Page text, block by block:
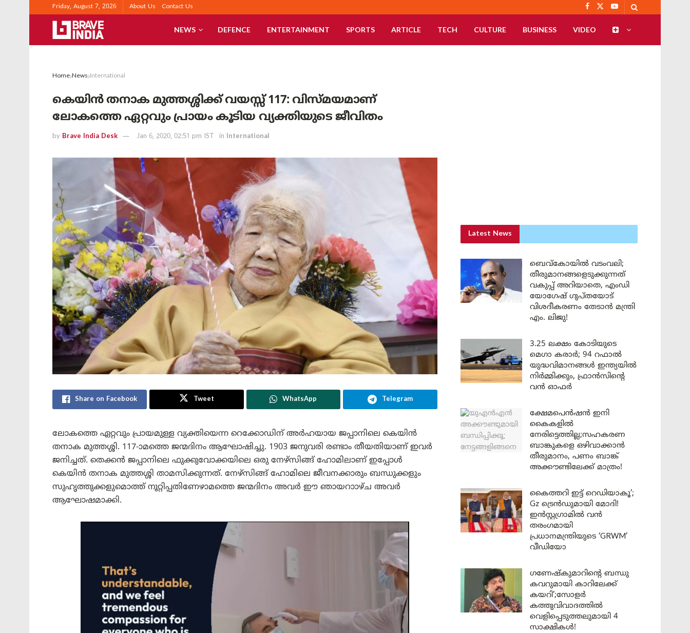
Friday, August 7, 2026 About Us Contact Us
NEWS DEFENCE ENTERTAINMENT SPORTS ARTICLE TECH CULTURE BUSINESS VIDEO
Home News International
കെയിന്‍ തനാക മുത്തശ്ശിക്ക് വയസ്സ് 117: വിസ്മയമാണ്
ലോകത്തെ ഏറ്റവും പ്രായം കൂടിയ വ്യക്തിയുടെ ജീവിതം
by Brave India Desk Jan 6, 2020, 02:51 pm IST in International
Share on Facebook Tweet WhatsApp Telegram
ലോകത്തെ ഏറ്റവും പ്രായമുള്ള വ്യക്തിയെന്ന റെക്കോഡിന് അര്‍ഹയായ ജപ്പാനിലെ കെയിന്‍
തനാക മുത്തശ്ശി. 117-ാമത്തെ ജന്മദിനം ആഘോഷിച്ചു. 1903 ജനുവരി രണ്ടാം തീയതിയാണ് ഇവര്‍
ജനിച്ചത്. തെക്കന്‍ ജപ്പാനിലെ ഫുക്കുവോക്കയിലെ ഒരു നേഴ്‌സിങ്ങ് ഹോമിലാണ് ഇപ്പോള്‍
കെയിന്‍ തനാക മുത്തശ്ശി താമസിക്കുന്നത്. നേഴ്‌സിങ്ങ് ഹോമിലെ ജീവനക്കാരും ബന്ധുക്കളും
സുഹൃത്തുക്കളുമൊത്ത് നൂറ്റിപ്പതിണേഴാമത്തെ ജന്മദിനം അവര്‍ ഈ ഞായറാാഴ്ച അവര്‍
ആഘോഷമാക്കി.
Latest News
ബെവ്കോയിൽ വടംവലി;
തീരുമാനങ്ങളെടുക്കുന്നത്
വകുപ്പ് അറിയാതെ, എംഡി
യോഗേഷ് ഗുപ്തയോട്
വിശദീകരണം തേടാൻ മന്ത്രി
എം. ലിജു!
3.25 ലക്ഷം കോടിയുടെ
മെഗാ കരാർ; 94 റഫാൽ
യുദ്ധവിമാനങ്ങൾ ഇന്ത്യയിൽ
നിർമ്മിക്കും, ഫ്രാൻസിന്റെ
വൻ ഓഫർ
ക്ഷേമപെൻഷൻ ഇനി
കൈകളിൽ
നേരിട്ടെത്തില്ല;സഹകരണ
ബാങ്കുകളെ ഒഴിവാക്കാൻ
തീരുമാനം, പണം ബാങ്ക്
അക്കൗണ്ടിലേക്ക് മാത്രം!
കൈത്തറി ഇട്ട് റെഡിയാകൂ’;
Gz ട്രെൻഡുമായി മോദി!
ഇൻസ്റ്റഗ്രാമിൽ വൻ
തരംഗമായി
പ്രധാനമന്ത്രിയുടെ ‘GRWM’
വീഡിയോ
ഗണേഷ്കുമാറിന്റെ ബന്ധു
കവറുമായി കാറിലേക്ക്
കയറി’;സോളർ
കത്തുവിവാദത്തിൽ
വെളിപ്പെടുത്തലുമായി 4
സാക്ഷികൾ!